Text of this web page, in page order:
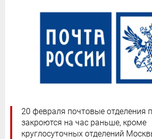
20 февраля почтовые отделения
закроются на час раньше, кроме
круглосуточных отделений